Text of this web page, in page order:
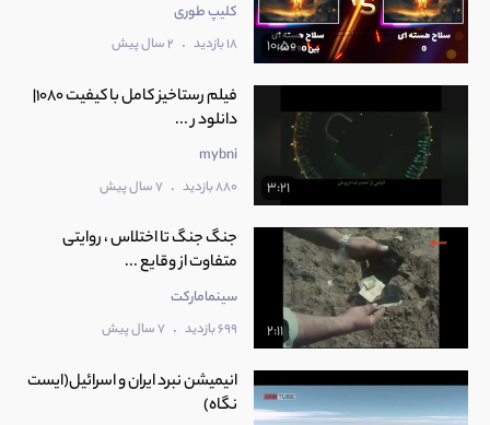
10:50
کلیپ طوری
18 بازدید . 2 سال پیش
3:21
فیلم رستاخیز کامل با کیفیت 1080|
دانلود ر ...
mybni
880 بازدید . 7 سال پیش
2:11
جنگ جنگ تا اختلاس ، روایتی
متفاوت از وقایع ...
سینمامارکت
699 بازدید . 7 سال پیش
انیمیشن نبرد ایران و اسرائیل(ایست
نگاه)